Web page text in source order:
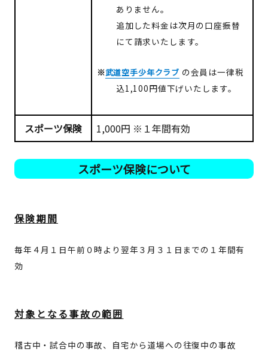
ありません。
追加した料金は次月の口座振替
にて請求いたします。
※武道空手少年クラブ の会員は一律税
込1,100円値下げいたします。
スポーツ保険 1,000円 ※１年間有効
スポーツ保険について
保険期間
毎年４月１日午前０時より翌年３月３１日までの１年間有
効
対象となる事故の範囲
稽古中・試合中の事故、自宅から道場への往復中の事故